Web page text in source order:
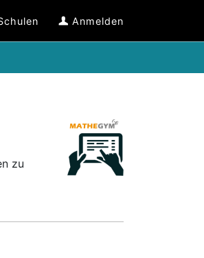
Anmelden
zu